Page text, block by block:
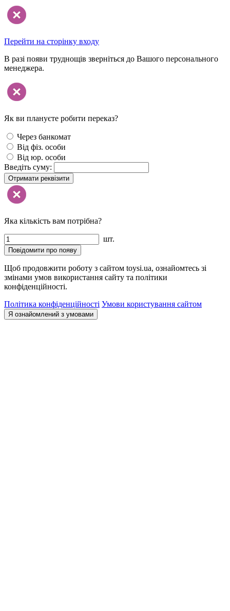
Перейти на сторінку входу
В разі появи труднощів зверніться до Вашого персонального
менеджера.
Як ви плануєте робити переказ?
Через банкомат
Від фіз. особи
Від юр. особи
Введіть суму:
Отримати реквізити
Яка кількість вам потрібна?
шт.
Повідомити про появу
Щоб продовжити роботу з сайтом toysi.ua, ознайомтесь зі
змінами умов використання сайту та політики
конфіденційності.
Політика конфіденційності Умови користування сайтом
Я ознайомлений з умовами